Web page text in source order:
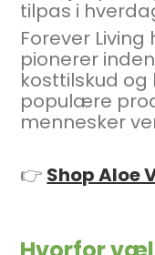
tilpas i
Forever
pionerer
kosttilskud
populære
mennesker
👉 Shop Aloe